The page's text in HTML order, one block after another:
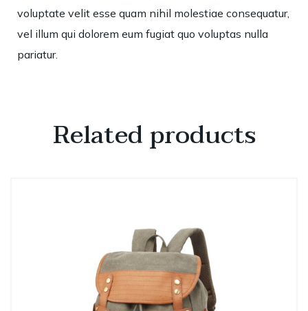
voluptate velit esse quam nihil molestiae consequatur,
vel illum qui dolorem eum fugiat quo voluptas nulla
pariatur.
Related products